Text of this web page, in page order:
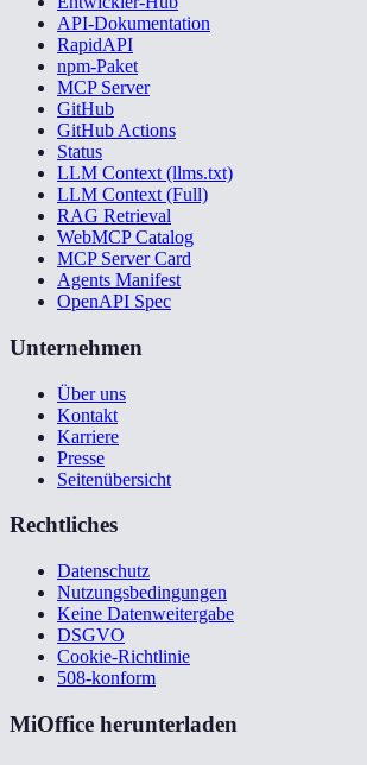
API-Dokumentation
RapidAPI
npm-Paket
MCP Server
GitHub
GitHub Actions
Status
LLM Context (llms.txt)
LLM Context (Full)
RAG Retrieval
WebMCP Catalog
MCP Server Card
Agents Manifest
OpenAPI Spec
Unternehmen
Über uns
Kontakt
Karriere
Presse
Seitenübersicht
Rechtliches
Datenschutz
Nutzungsbedingungen
Keine Datenweitergabe
DSGVO
Cookie-Richtlinie
508-konform
MiOffice herunterladen